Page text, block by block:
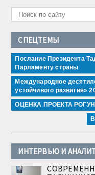
СПЕЦТЕМЫ
Послание Президента
Парламенту страны
Международное
устойчивого развития»
ОЦЕНКА ПРОЕКТА
ИНТЕРВЬЮ И